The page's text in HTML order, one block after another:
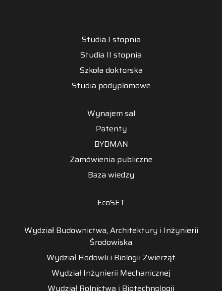
Studia I stopnia
Studia II stopnia
Szkoła doktorska
Studia podyplomowe
Wynajem sal
Patenty
BYDMAN
Zamówienia publiczne
Baza wiedzy
EcoSET
Wydział Budownictwa, Architektury i Inżynierii
Środowiska
Wydział Hodowli i Biologii Zwierząt
Wydział Inżynierii Mechanicznej
Wydział Rolnictwa i Biotechnologii